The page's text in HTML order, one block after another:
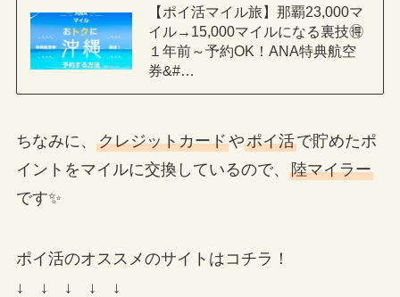
【ポイ活マイル旅】那覇23,000マ
イル→15,000マイルになる裏技🉐
１年前～予約OK！ANA特典航空
券&#…
ちなみに、 クレジットカードやポイ活で貯めたポ
イントをマイルに交換しているので、 陸マイラー
です✨
ポイ活のオススメのサイトはコチラ！
↓ ↓ ↓ ↓ ↓